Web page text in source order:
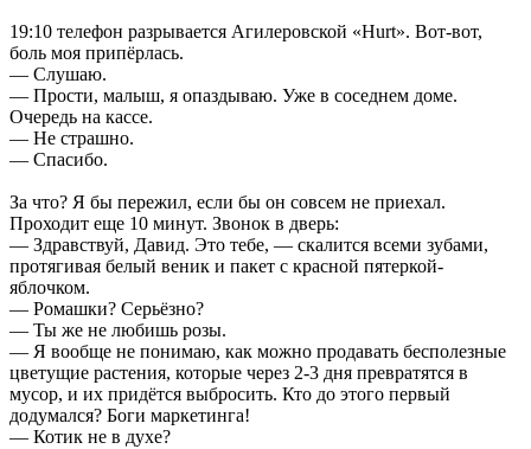
19:10 телефон разрывается Агилеровской «Hurt». Вот-вот,
боль моя припёрлась.
— Слушаю.
— Прости, малыш, я опаздываю. Уже в соседнем доме.
Очередь на кассе.
— Не страшно.
— Спасибо.
За что? Я бы пережил, если бы он совсем не приехал.
Проходит еще 10 минут. Звонок в дверь:
— Здравствуй, Давид. Это тебе, — скалится всеми зубами,
протягивая белый веник и пакет с красной пятеркой-
яблочком.
— Ромашки? Серьёзно?
— Ты же не любишь розы.
— Я вообще не понимаю, как можно продавать бесполезные
цветущие растения, которые через 2-3 дня превратятся в
мусор, и их придётся выбросить. Кто до этого первый
додумался? Боги маркетинга!
— Котик не в духе?